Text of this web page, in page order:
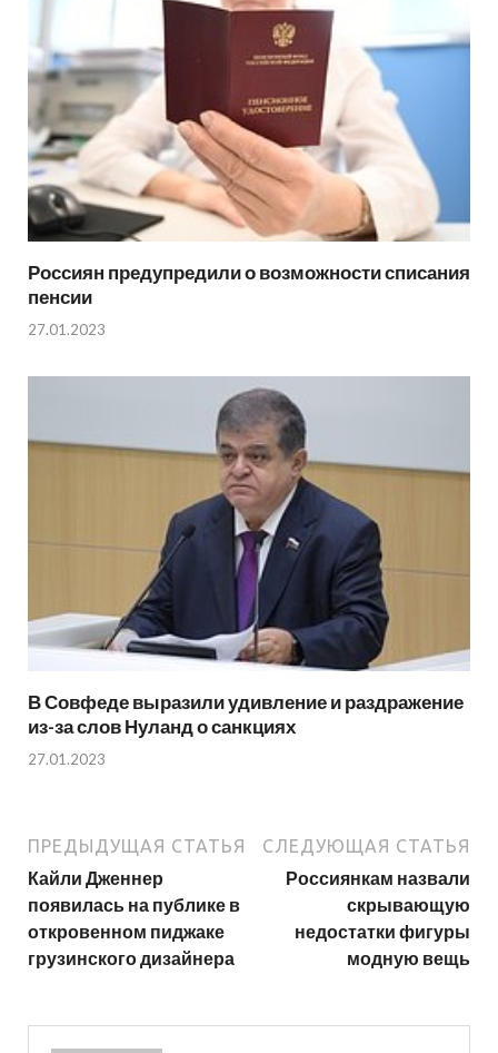
Россиян предупредили о возможности списания
пенсии
27.01.2023
В Совфеде выразили удивление и раздражение
из-за слов Нуланд о санкциях
27.01.2023
ПРЕДЫДУЩАЯ СТАТЬЯ
Кайли Дженнер
появилась на публике в
откровенном пиджаке
грузинского дизайнера
СЛЕДУЮЩАЯ СТАТЬЯ
Россиянкам назвали
скрывающую
недостатки фигуры
модную вещь